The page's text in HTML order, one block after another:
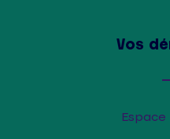
Vos
Espace